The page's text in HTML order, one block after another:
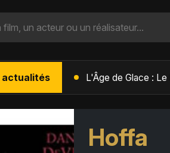
actualités L'Âge de Glace : Le Réveil du Volcan – Manny, Sid et Diego de retour pour une aventure explosive
Hoffa